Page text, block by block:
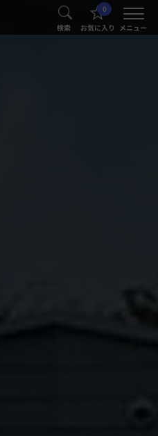
検索
0
お気に入り メニュー
®